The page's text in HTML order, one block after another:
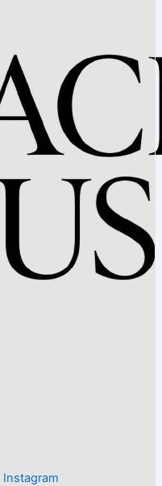
Instagram